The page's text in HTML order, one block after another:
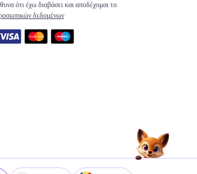
ότι έχω διαβάσει και αποδέχομαι το
δεδομένων